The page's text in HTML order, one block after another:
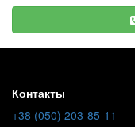
Контакты
+38 (050) 203-85-11